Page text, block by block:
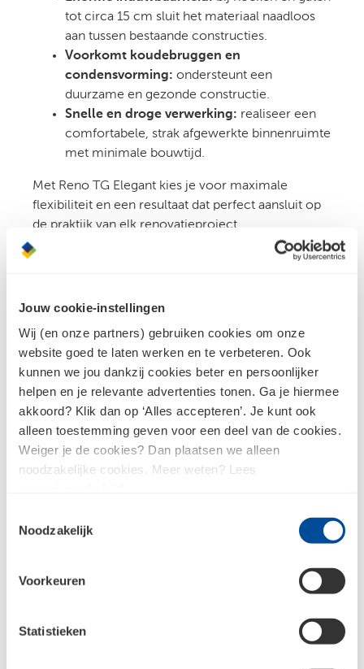
Jouw cookie-instellingen
Wij (en onze partners) gebruiken cookies om onze
website goed te laten werken en te verbeteren. Ook
kunnen we jou dankzij cookies beter en persoonlijker
helpen en je relevante advertenties tonen. Ga je hiermee
akkoord? Klik dan op ‘Alles accepteren’. Je kunt ook
alleen toestemming geven voor een deel van de cookies.
Weiger je de cookies? Dan plaatsen we alleen
noodzakelijke cookies. Meer weten? Lees
Noodzakelijk
Voorkeuren
Statistieken
tot circa 15 cm sluit het materiaal naadloos
aan tussen bestaande constructies.
Voorkomt koudebruggen en
condensvorming: ondersteunt een
duurzame en gezonde constructie.
Snelle en droge verwerking: realiseer een
comfortabele, strak afgewerkte binnenruimte
met minimale bouwtijd.
Met Reno TG Elegant kies je voor maximale
flexibiliteit en een resultaat dat perfect aansluit op
de praktijk van elk renovatieproject.
Pas cookie instellingen aan
In 2-stappen dé mooiste na-isolatie voor
binnenhuisrenovatie
Isovlas Reno Exterieur
Isovlas Reno Exterieur is ontwikkeld voor na-
combineert hoge thermische prestaties met
optimale vochtregulatie en sterke geluidsisolatie.
Kenmerken: